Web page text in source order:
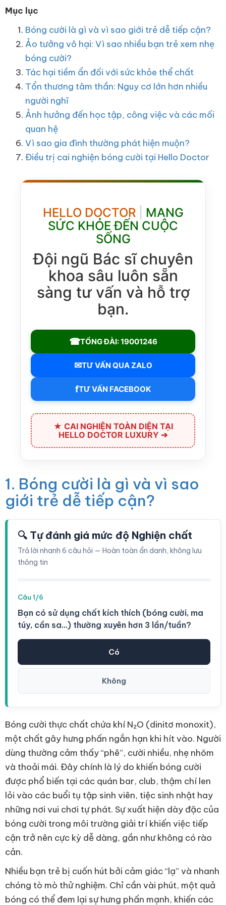
Mục lục
Bóng cười là gì và vì sao giới trẻ dễ tiếp cận?
Ảo tưởng vô hại: Vì sao nhiều bạn trẻ xem nhẹ
bóng cười?
Tác hại tiềm ẩn đối với sức khỏe thể chất
Tổn thương tâm thần: Nguy cơ lớn hơn nhiều
người nghĩ
Ảnh hưởng đến học tập, công việc và các mối
quan hệ
Vì sao gia đình thường phát hiện muộn?
Điều trị cai nghiện bóng cười tại Hello Doctor
HELLO DOCTOR
MANG
SỨC KHỎE ĐẾN CUỘC
SỐNG
Đội ngũ Bác sĩ chuyên
khoa sâu luôn sẵn
sàng tư vấn và hỗ trợ
bạn.
☎TỔNG ĐÀI: 19001246
✉TƯ VẤN QUA ZALO
fTƯ VẤN FACEBOOK
★ CAI NGHIỆN TOÀN DIỆN TẠI
HELLO DOCTOR LUXURY ➔
1. Bóng cười là gì và vì sao
giới trẻ dễ tiếp cận?
🔍 Tự đánh giá mức độ Nghiện chất
Trả lời nhanh 6 câu hỏi — Hoàn toàn ẩn danh, không lưu
thông tin
Câu 1/6
Bạn có sử dụng chất kích thích (bóng cười, ma
túy, cần sa...) thường xuyên hơn 3 lần/tuần?
Có
Không
Bóng cười thực chất chứa khí N₂O (dinitơ monoxit),
một chất gây hưng phấn ngắn hạn khi hít vào. Người
dùng thường cảm thấy “phê”, cười nhiều, nhẹ nhõm
và thoải mái. Đây chính là lý do khiến bóng cười
được phổ biến tại các quán bar, club, thậm chí len
lỏi vào các buổi tụ tập sinh viên, tiệc sinh nhật hay
những nơi vui chơi tự phát. Sự xuất hiện dày đặc của
bóng cười trong môi trường giải trí khiến việc tiếp
cận trở nên cực kỳ dễ dàng, gần như không có rào
cản.
Nhiều bạn trẻ bị cuốn hút bởi cảm giác “lạ” và nhanh
chóng tò mò thử nghiệm. Chỉ cần vài phút, một quả
bóng có thể đem lại sự hưng phấn mạnh, khiến các